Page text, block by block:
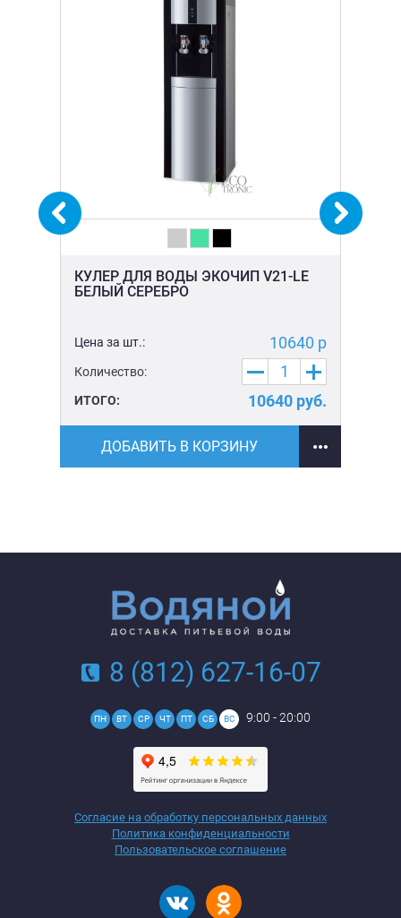
КУЛЕР ДЛЯ ВОДЫ ЭКОЧИП V21-LE
БЕЛЫЙ СЕРЕБРО
Цена за шт.: 10640 р
Количество:
ИТОГО: 10640 руб.
ДОБАВИТЬ В КОРЗИНУ
8 (812) 627-16-07
ПН ВТ СР ЧТ ПТ СБ ВС 9:00 - 20:00
Согласие на обработку персональных данных
Политика конфиденциальности
Пользовательское соглашение